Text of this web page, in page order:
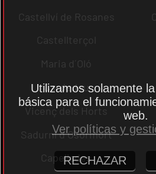
Castellví de Rosanes
Castellterçol
Maria d´Oló
Cardedeu
Vicenç dels Horts
Sadurní d´Osormort
Capellades
Utilizamos solamente
básica para el
web.
Ver políticas y
RECHAZAR